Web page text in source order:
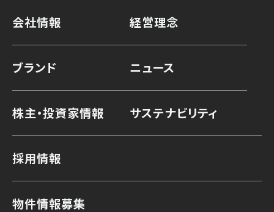
会社情報 経営理念
ブランド ニュース
株主・投資家情報 サステナビリティ
採用情報
物件情報募集